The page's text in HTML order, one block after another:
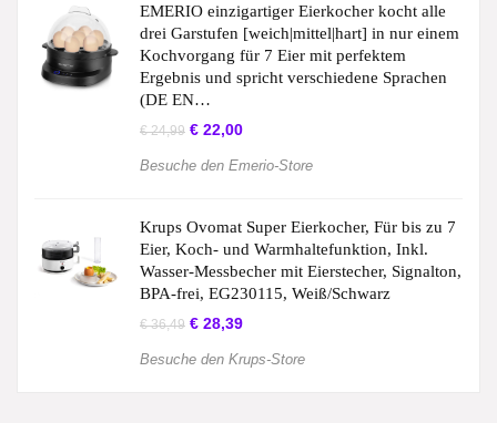
EMERIO einzigartiger Eierkocher kocht alle
drei Garstufen [weich|mittel|hart] in nur einem
Kochvorgang für 7 Eier mit perfektem
Ergebnis und spricht verschiedene Sprachen
(DE EN…
€24,99 € 22,00
Besuche den Emerio-Store
Krups Ovomat Super Eierkocher, Für bis zu 7
Eier, Koch- und Warmhaltefunktion, Inkl.
Wasser-Messbecher mit Eierstecher, Signalton,
BPA-frei, EG230115, Weiß/Schwarz
€36,49 € 28,39
Besuche den Krups-Store